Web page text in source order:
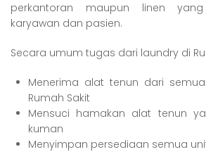
perkantoran maupun linen
karyawan dan pasien.
Secara umum tugas dari laundry di
Menerima alat tenun dari
Rumah Sakit
Mensuci hamakan alat tenun
kuman
Menyimpan persediaan semua